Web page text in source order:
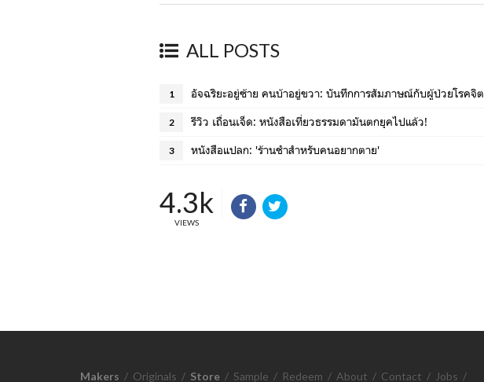
ALL POSTS
1 อัจฉริยะอยู่ซ้าย คนบ้าอยู่ขวา: บันทึกการสัมภาษณ์กับผู้ป่วยโรคจิ
2 รีวิว เถื่อนเจ็ด: หนังสือเที่ยวธรรมดามันตกยุคไปแล้ว!
3 หนังสือแปลก: 'ร้านชำสำหรับคนอยากตาย'
4.3k
VIEWS
Makers / Originals / Store / Sample / Redeem / About / Contact / Jobs /